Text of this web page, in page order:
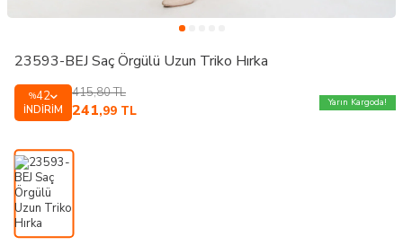
23593-BEJ Saç Örgülü Uzun Triko Hırka
%42
İNDIRIM
415,80TL
241,99 TL
Yarın Kargoda!